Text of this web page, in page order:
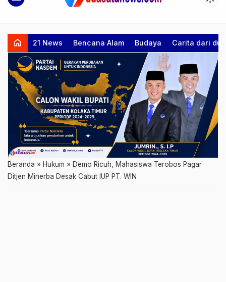
home 21 News Bencana Alam Budaya Carita dari
Beranda » Hukum » Demo Ricuh, Mahasiswa Terobos Pagar
Ditjen Minerba Desak Cabut IUP PT. WIN